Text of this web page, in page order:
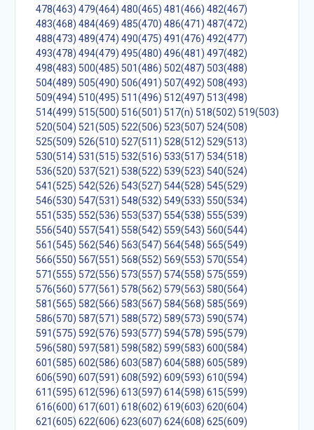
478(463) 479(464) 480(465) 481(466) 482(467)
483(468) 484(469) 485(470) 486(471) 487(472)
488(473) 489(474) 490(475) 491(476) 492(477)
493(478) 494(479) 495(480) 496(481) 497(482)
498(483) 500(485) 501(486) 502(487) 503(488)
504(489) 505(490) 506(491) 507(492) 508(493)
509(494) 510(495) 511(496) 512(497) 513(498)
514(499) 515(500) 516(501) 517(n) 518(502) 519(503)
520(504) 521(505) 522(506) 523(507) 524(508)
525(509) 526(510) 527(511) 528(512) 529(513)
530(514) 531(515) 532(516) 533(517) 534(518)
536(520) 537(521) 538(522) 539(523) 540(524)
541(525) 542(526) 543(527) 544(528) 545(529)
546(530) 547(531) 548(532) 549(533) 550(534)
551(535) 552(536) 553(537) 554(538) 555(539)
556(540) 557(541) 558(542) 559(543) 560(544)
561(545) 562(546) 563(547) 564(548) 565(549)
566(550) 567(551) 568(552) 569(553) 570(554)
571(555) 572(556) 573(557) 574(558) 575(559)
576(560) 577(561) 578(562) 579(563) 580(564)
581(565) 582(566) 583(567) 584(568) 585(569)
586(570) 587(571) 588(572) 589(573) 590(574)
591(575) 592(576) 593(577) 594(578) 595(579)
596(580) 597(581) 598(582) 599(583) 600(584)
601(585) 602(586) 603(587) 604(588) 605(589)
606(590) 607(591) 608(592) 609(593) 610(594)
611(595) 612(596) 613(597) 614(598) 615(599)
616(600) 617(601) 618(602) 619(603) 620(604)
621(605) 622(606) 623(607) 624(608) 625(609)